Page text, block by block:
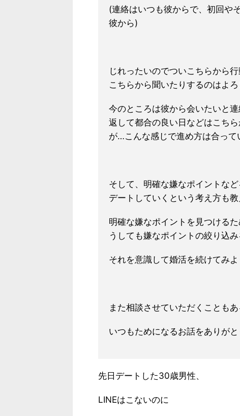
(連絡はいつも彼からで、初回や
彼から)
じれったいのでついこちらから
こちらから聞いたりするのはよ
今のところは彼から会いたいと
返して都合の良い日などはこち
が…こんな感じで進め方は合って
そして、明確な嫌なポイントな
デートしていくという考え方も
明確な嫌なポイントを見つける
うしても嫌なポイントの絞り込み
それを意識して婚活を続けてみよ
また相談させていただくことも
いつもためになるお話をありがと
先日デートした30歳男性、
LINEはこないのに